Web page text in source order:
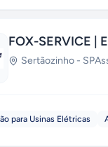
FOX-SERVICE |
Sertãozinho - SP
para Usinas Elétricas